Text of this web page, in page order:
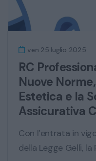
ven 25 luglio 2025
RC
Nuove
Estetica e la
Assicurativa
Con l’entrata in
della Legge Gelli, la